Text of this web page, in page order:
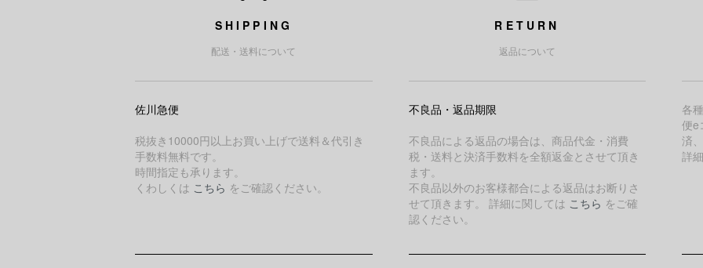
SHIPPING
配送・送料について
佐川急便
税抜き10000円以上お買い上げで送料＆代引き
手数料無料です。
時間指定も承ります。
くわしくは こちら をご確認ください。
RETURN
返品について
不良品・返品期限
不良品による返品の場合は、商品代金・消費
税・送料と決済手数料を全額返金とさせて頂き
ます。
不良品以外のお客様都合による返品はお断りさ
せて頂きます。 詳細に関しては こちら をご確
認ください。
各
便e
済
詳